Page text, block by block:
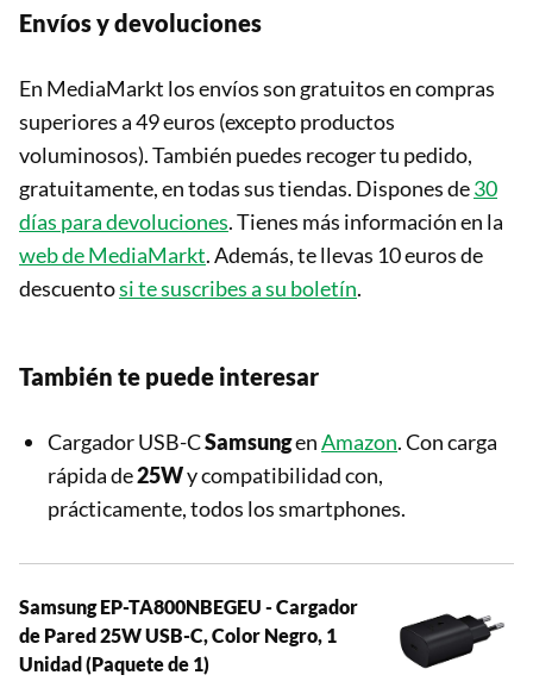
Envíos y devoluciones
En MediaMarkt los envíos son gratuitos en compras
superiores a 49 euros (excepto productos
voluminosos). También puedes recoger tu pedido,
gratuitamente, en todas sus tiendas. Dispones de30
días para devoluciones. Tienes más información en la
web de MediaMarkt. Además, te llevas 10 euros de
descuentosi te suscribes a su boletín.
También te puede interesar
Cargador USB-CSamsungenAmazon. Con carga
rápida de25Wy compatibilidad con,
prácticamente, todos los smartphones.
Samsung EP-TA800NBEGEU - Cargador
de Pared 25W USB-C, Color Negro, 1
Unidad (Paquete de 1)